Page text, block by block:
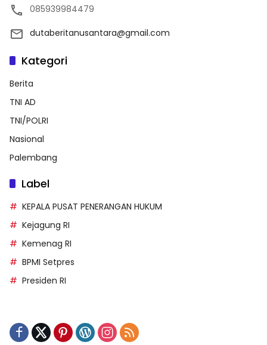
085939984479
dutaberitanusantara@gmail.com
Kategori
Berita
TNI AD
TNI/POLRI
Nasional
Palembang
Label
KEPALA PUSAT PENERANGAN HUKUM
Kejagung RI
Kemenag RI
BPMI Setpres
Presiden RI